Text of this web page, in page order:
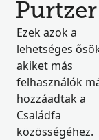
Purtzer
Ezek azok a
lehetséges
akiket más
felhasználók
hozzáadtak a
Családfa
közösségéhez.